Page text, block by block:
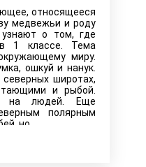
относящееся
медвежьи и роду
о том, где
1 классе. Тема
миру.
ошкуй и нанук.
широтах,
и рыбой.
на людей. Еще
полярным
но…